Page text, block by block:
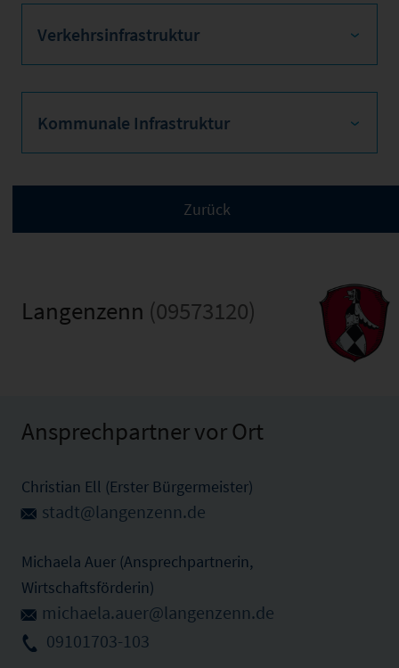
Verkehrsinfrastruktur
Kommunale Infrastruktur
Langenzenn (09573120)
Ansprechpartner vor Ort
Christian Ell (Erster Bürgermeister)
stadt@langenzenn.de
Michaela Auer (Ansprechpartnerin,
Wirtschaftsförderin)
michaela.auer@langenzenn.de
09101703-103